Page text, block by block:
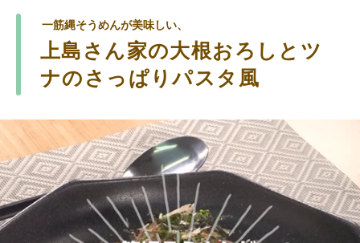
一筋縄そうめんが美味しい、
上島さん家の大根おろしとツ
ナのさっぱりパスタ風